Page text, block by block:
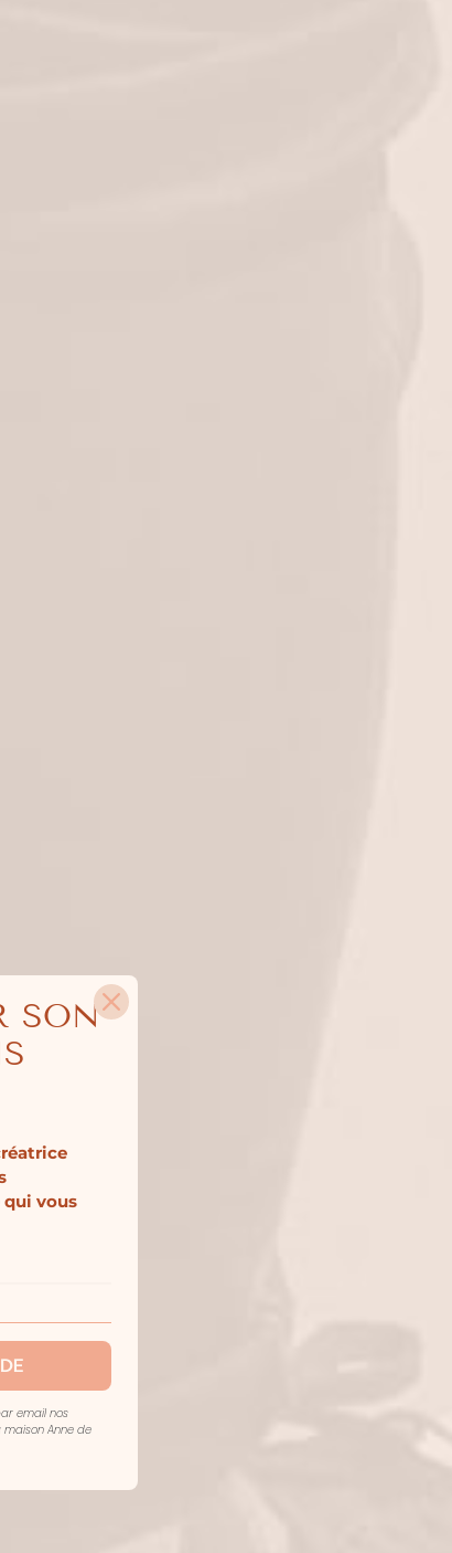
SON
qui vous
email nos
maison Anne de